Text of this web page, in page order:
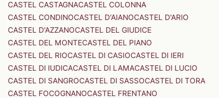
CASTEL CASTAGNACASTEL COLONNA
CASTEL CONDINOCASTEL D'AIANOCASTEL D'ARIO
CASTEL D'AZZANOCASTEL DEL GIUDICE
CASTEL DEL MONTECASTEL DEL PIANO
CASTEL DEL RIOCASTEL DI CASIOCASTEL DI IERI
CASTEL DI IUDICACASTEL DI LAMACASTEL DI LUCIO
CASTEL DI SANGROCASTEL DI SASSOCASTEL DI TORA
CASTEL FOCOGNANOCASTEL FRENTANO